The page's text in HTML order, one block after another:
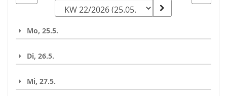
zur
auswählen
Mo, 25.5.
Di, 26.5.
Mi, 27.5.